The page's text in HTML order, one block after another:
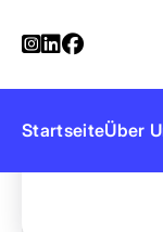
StartseiteÜber
Startseite